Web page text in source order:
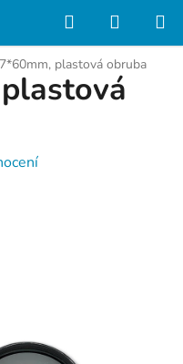
Hledat
KOŠÍK
plastová obruba